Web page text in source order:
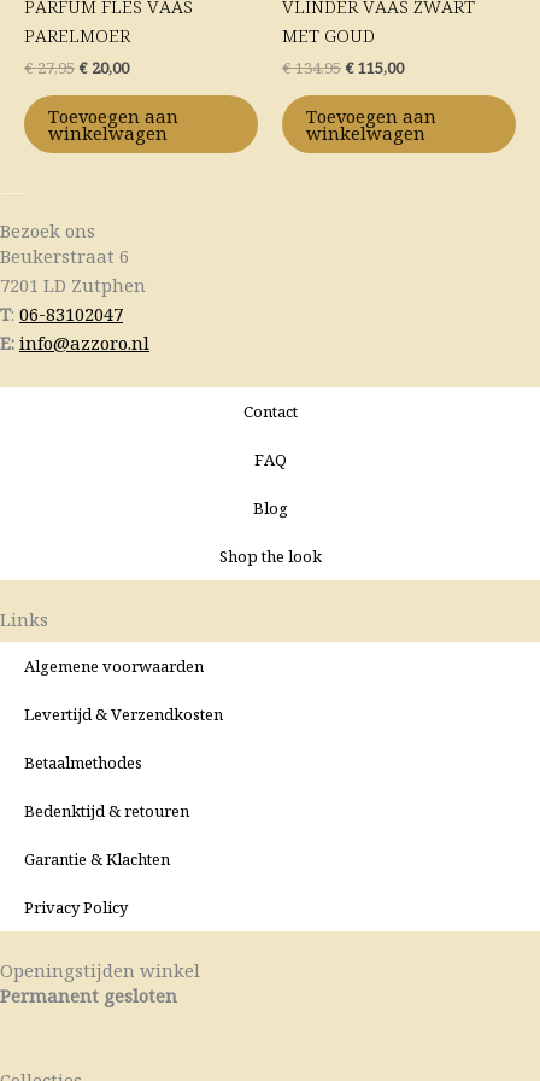
PARFUM FLES VAAS
PARELMOER
€27,95 € 20,00
Toevoegen aan
winkelwagen
VLINDER VAAS ZWART
MET GOUD
€134,95 €115,00
Toevoegen aan
winkelwagen
Bezoek ons
Beukerstraat 6
7201 LD Zutphen
T: 06-83102047
E: info@azzoro.nl
Contact
FAQ
Blog
Shop the look
Links
Algemene voorwaarden
Levertijd & Verzendkosten
Betaalmethodes
Bedenktijd & retouren
Garantie & Klachten
Privacy Policy
Openingstijden winkel
Permanent gesloten